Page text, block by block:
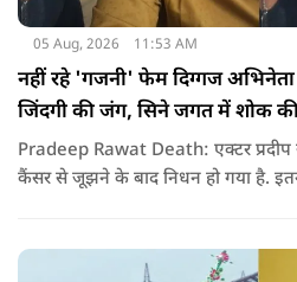
05 Aug, 2026 11:53 AM
नहीं रहे 'गजनी' फेम दिग्गज अभिनेता
जिंदगी की जंग, सिने जगत में शोक
Pradeep Rawat Death: एक्टर प्रदीप
कैंसर से जूझने के बाद निधन हो गया है.